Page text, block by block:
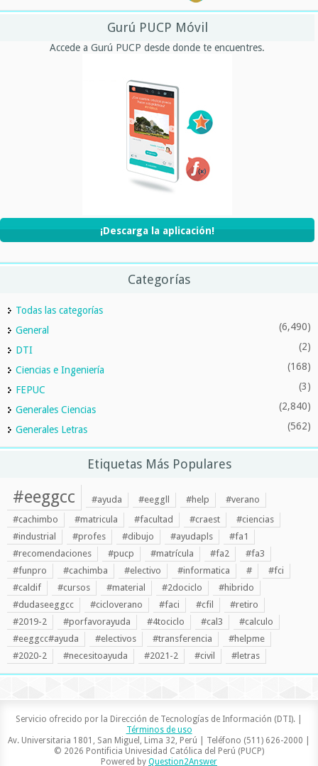
Gurú PUCP Móvil
Accede a Gurú PUCP desde donde te encuentres.
¡Descarga la aplicación!
Categorías
Todas las categorías
General
(6,490)
DTI (2)
Ciencias e Ingeniería (168)
FEPUC (3)
Generales Ciencias (2,840)
Generales Letras (562)
Etiquetas Más Populares
#eeggcc #ayuda #eeggll #help
#verano
#cachimbo
#matricula #facultad #craest
#ciencias
#industrial
#profes #dibujo #ayudapls
#fa1
#recomendaciones
#pucp #matrícula #fa2
#fa3
#funpro
#cachimba #electivo #informatica #
#fci
#caldif
#cursos #material #2dociclo
#hibrido
#dudaseeggcc
#cicloverano #faci #cfil
#retiro
#2019-2
#porfavorayuda #4tociclo #cal3
#calculo
#eeggcc#ayuda
#electivos #transferencia
#helpme
#2020-2
#necesitoayuda #2021-2 #civil #letras
Servicio ofrecido por la Dirección de Tecnologías de Información (DTI). |
Términos de uso
Av. Universitaria 1801, San Miguel, Lima 32, Perú | Teléfono (511) 626-2000 |
© 2026 Pontificia Univesidad Católica del Perú (PUCP)
Powered by Question2Answer